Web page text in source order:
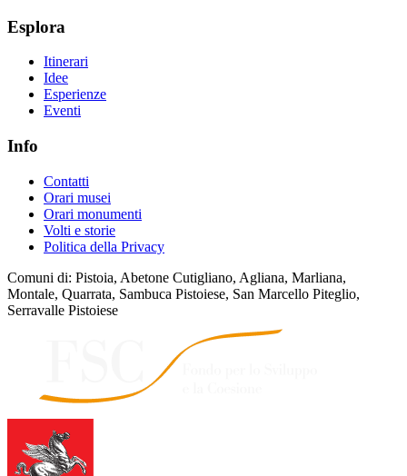
Esplora
Itinerari
Idee
Esperienze
Eventi
Info
Contatti
Orari musei
Orari monumenti
Volti e storie
Politica della Privacy
Comuni di: Pistoia, Abetone Cutigliano, Agliana, Marliana,
Montale, Quarrata, Sambuca Pistoiese, San Marcello Piteglio,
Serravalle Pistoiese